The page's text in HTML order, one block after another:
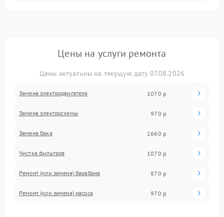
Цены на услуги ремонта
Цены актуальны на текущую дату 07.08.2026
Замена электродвигателя 1070 р
Замена электросхемы 970 р
Замена бака 1660 р
Чистка фильтров 1070 р
Ремонт (или замена) барабана 870 р
Ремонт (или замена) насоса 970 р